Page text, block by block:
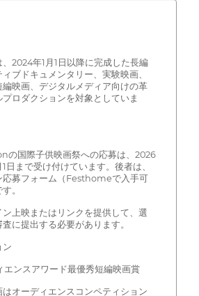
2024年1月1日以降に完成した長編
ブドキュメンタリー、実験映画、
映画、デジタルメディア向けの革
ロダクションを対象としていま
の国際子供映画祭への応募は、2026
日まで受け付けています。後者は、
応募フォーム（Festhomeで入手可
。
上映またはリンクを提供して、選
に提出する必要があります。
ン
エンスアワード最優秀短編映画賞
オーディエンスコンペティション